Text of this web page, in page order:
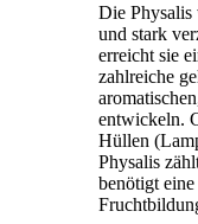
Die Physalis
und stark
erreicht sie
zahlreiche
entwickeln.
Hüllen
Physalis
benötigt